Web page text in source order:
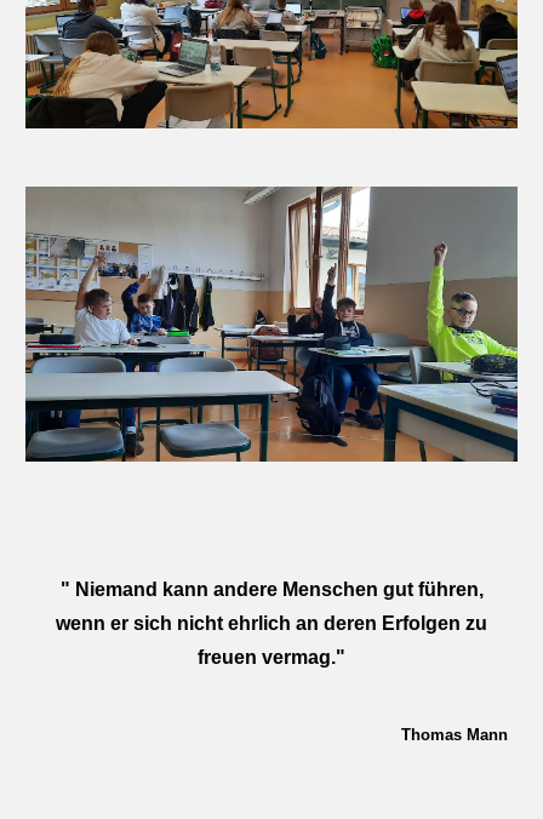
" Niemand kann andere Menschen gut führen,
wenn er sich nicht ehrlich an deren Erfolgen zu
freuen vermag."
Thomas Mann